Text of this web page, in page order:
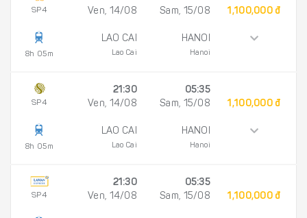
SP4
8h 05m
Ven, 14/08
LAO CAI
Lao Cai
Sam, 15/08
HANOI
Hanoi
1,100,000 đ
SP4
8h 05m
21:30
Ven, 14/08
LAO CAI
Lao Cai
05:35
Sam, 15/08
HANOI
Hanoi
1,100,000 đ
SP4
21:30
Ven, 14/08
05:35
Sam, 15/08
1,100,000 đ